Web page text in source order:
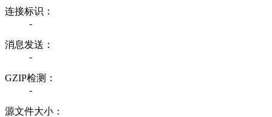
连接标识：
-
消息发送：
-
GZIP检测：
-
源文件大小：